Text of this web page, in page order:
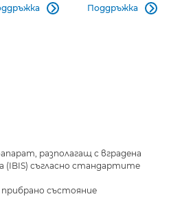
 Поддръжка 
разполагащ с вградена
(IBIS) съгласно стандартите
състояние